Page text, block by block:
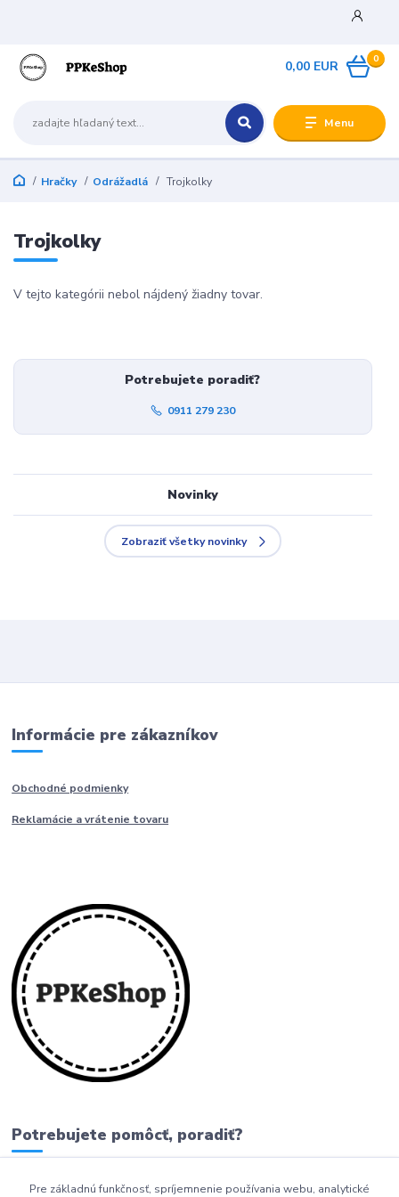
Menu
0
0,00 EUR
Hračky Odrážadlá Trojkolky
Trojkolky
V tejto kategórii nebol nájdený žiadny tovar.
Potrebujete poradiť?
0911 279 230
Novinky
Zobraziť všetky novinky
Informácie pre zákazníkov
Obchodné podmienky
Reklamácie a vrátenie tovaru
Potrebujete pomôcť, poradiť?
0911 279 230
Pre základnú funkčnosť, spríjemnenie používania webu, analytické